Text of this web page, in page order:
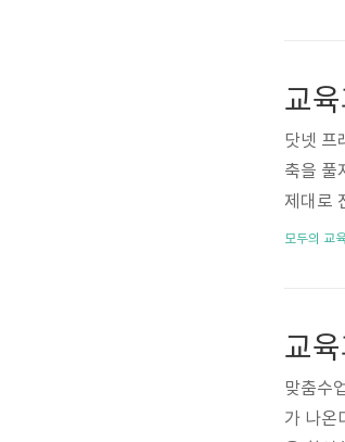
닷넷 프
축을 풀
제대로
세요. 1.
모두의 교
맞춤수
가 나온